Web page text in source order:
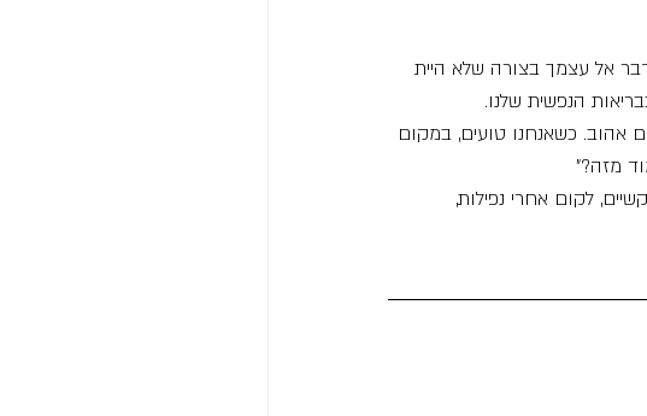
אל עצמך בצורה שלא היית
הנפשית שלנו.
אהוב. כשאנחנו טועים, במקום
מזה?"
לקום אחרי נפילות,